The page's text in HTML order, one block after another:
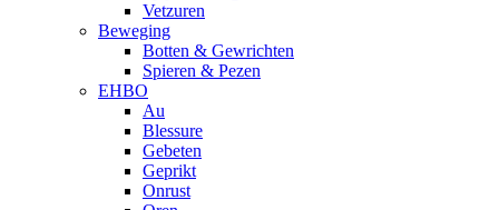
Vetzuren
Beweging
Botten & Gewrichten
Spieren & Pezen
EHBO
Au
Blessure
Gebeten
Geprikt
Onrust